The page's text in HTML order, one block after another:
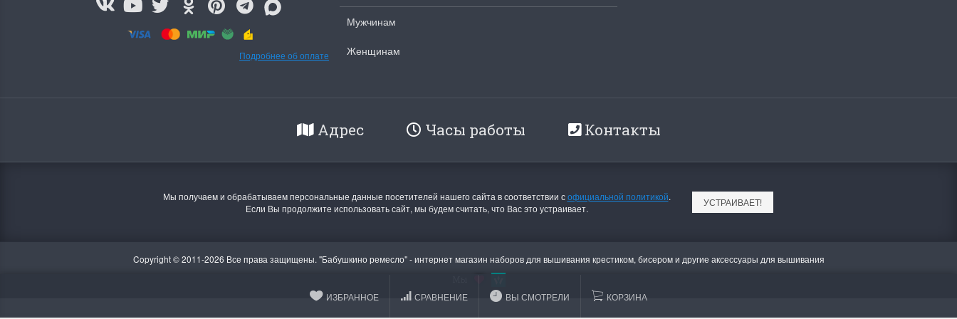
Подробнее об оплате
Мужчинам
Женщинам
Адрес Часы работы Контакты
Мы получаем и обрабатываем персональные данные посетителей нашего сайта в соответствии софициальной политикой.
Если Вы продолжите использовать сайт, мы будем считать, что Вас это устраивает.
УСТРАИВАЕТ!
Copyright © 2011-2026 Все права защищены. "Бабушкино ремесло" - интернет магазин наборов для вышивания крестиком, бисером и другие аксессуары для вышивания
ИЗБРАННОЕ СРАВНЕНИЕ ВЫ СМОТРЕЛИ КОРЗИНА